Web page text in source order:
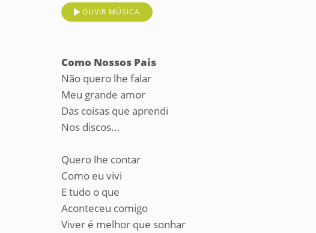
OUVIR MÚSICA
Como Nossos Pais
Não quero lhe falar
Meu grande amor
Das coisas que aprendi
Nos discos...
Quero lhe contar
Como eu vivi
E tudo o que
Aconteceu comigo
Viver é melhor que sonhar